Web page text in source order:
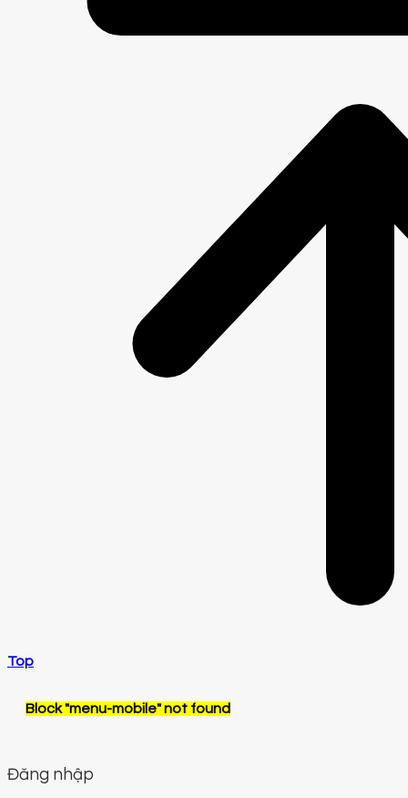
Top
Block"menu-mobile"not found
Đăng nhập